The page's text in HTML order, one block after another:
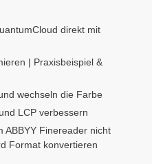
direkt mit
| Praxisbeispiel &
wechseln die Farbe
LCP verbessern
ABBYY Finereader nicht
Format konvertieren